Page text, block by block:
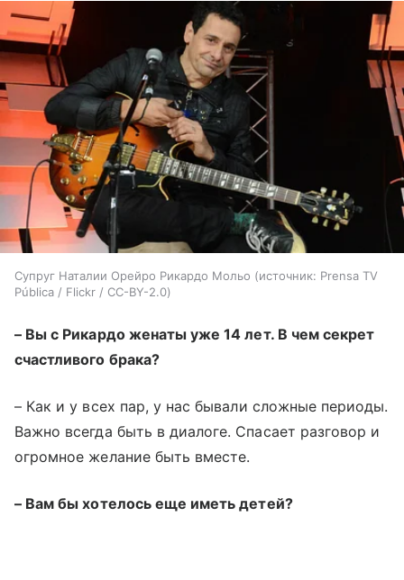
Супруг Наталии Орейро Рикардо Мольо источник: Prensa TV
Pública / Flickr / CC-BY-2.0
– Вы с Рикардо женаты уже 14 лет. В чем секрет
счастливого брака?
– Как и у всех пар, у нас бывали сложные периоды.
Важно всегда быть в диалоге. Спасает разговор и
огромное желание быть вместе.
– Вам бы хотелось еще иметь детей?